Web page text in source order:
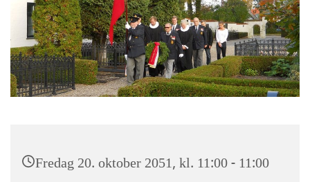
Fredag 20. oktober 2051, kl. 11:00 - 11:00